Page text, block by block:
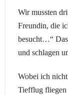
Wir mussten
Freundin, die
besucht…“
und schlagen
Wobei ich
Tiefflug fliegen